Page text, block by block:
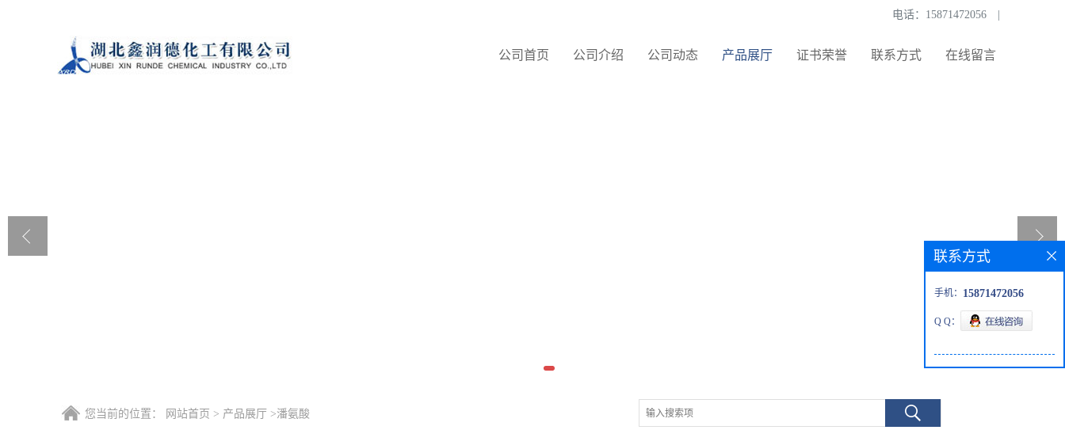
电话： 15871472056
公司首页 公司介绍 公司动态 产品展厅 证书荣誉 联系方式 在线留言
联系方式
您当前的位置： 网站首页 > 产品展厅 >潘氨酸
联系方式
手机： 15871472056
Q Q：